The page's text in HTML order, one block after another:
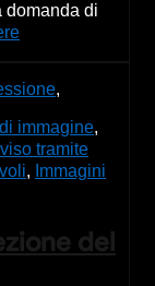
domanda di
,
immagine,
tramite
, Immagini
del